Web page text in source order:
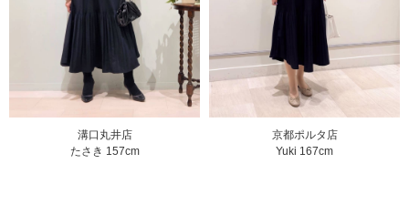
溝口丸井店
たさき 157cm
京都ポルタ店
Yuki 167cm